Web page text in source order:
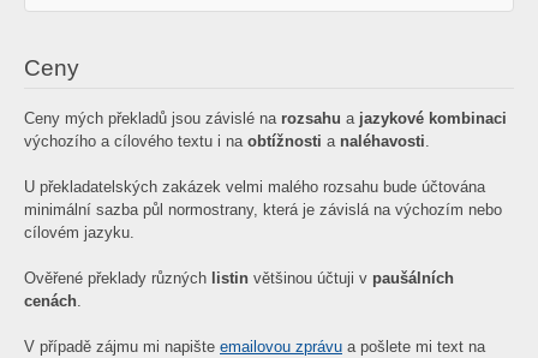
Ceny
Ceny mých překladů jsou závislé na rozsahu a jazykové kombinaci
výchozího a cílového textu i na obtížnosti a naléhavosti
U překladatelských zakázek velmi malého rozsahu bude účtována
minimální sazba půl normostrany, která je závislá na výchozím nebo
cílovém jazyku.
Ověřené překlady různých listin většinou účtuji v paušálních
cenách.
V případě zájmu mi napište emailovou zprávu a pošlete mi text na